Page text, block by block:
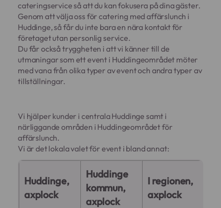
cateringservice så att du kan fokusera på dina gäster.
Genom att välja oss för catering med affärslunch i
Huddinge, så får du inte bara en nära kontakt för
företaget utan personlig service.
Du får också tryggheten i att vi känner till de
utmaningar som ett event i Huddingeområdet möter
med vana från olika typer av event och andra typer av
tillställningar.
Vi hjälper kunder i centrala Huddinge samt i
närliggande områden i Huddingeområdet för
affärslunch.
Vi är det lokala valet för event i bland annat:
Huddinge,
axplock
Huddinge
kommun,
axplock
I regionen,
axplock